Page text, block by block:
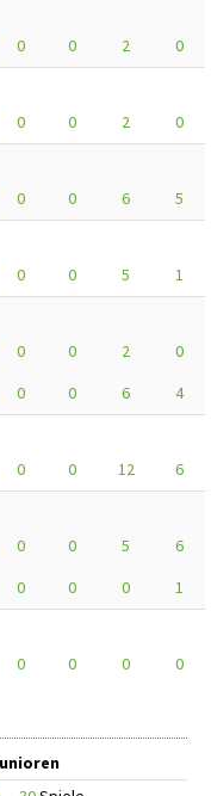
0 0 2
0
0 0 2
0
0 0 6
5
0 0 5
1
0 0 2
0
0 0 6
4
0 0 12
6
0 0 5
6
0 0 0
1
0 0 0 0